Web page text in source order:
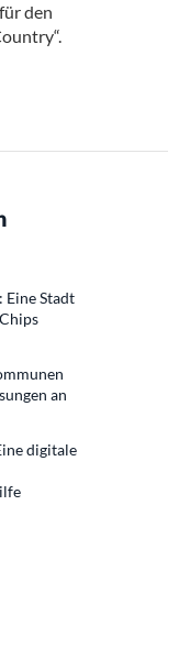
den
Eine Stadt
an
digitale